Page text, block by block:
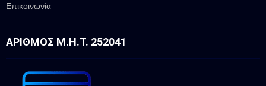
Επικοινωνία
ΑΡΙΘΜΌΣ Μ.Η.Τ. 252041